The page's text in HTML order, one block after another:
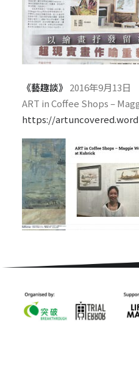
《藝趣談》 2016年9月13日
ART in Coffee Shops –
https://